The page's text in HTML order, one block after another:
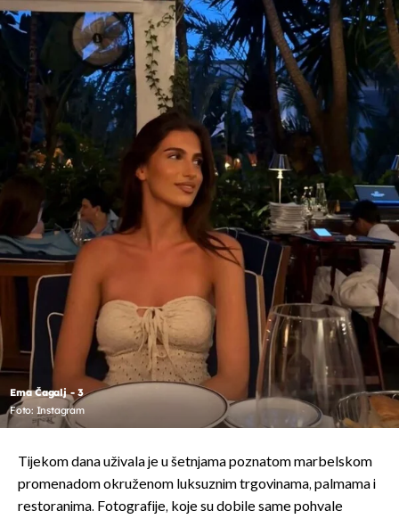
Ema Čagalj - 3
Foto: Instagram
Tijekom dana uživala je u šetnjama poznatom marbelskom
promenadom okruženom luksuznim trgovinama, palmama i
restoranima. Fotografije, koje su dobile same pohvale